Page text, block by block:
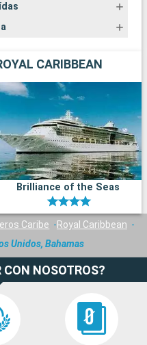
CARIBBEAN
Brilliance of the Seas
Caribe
Royal Caribbean
Unidos, Bahamas
CON NOSOTROS?